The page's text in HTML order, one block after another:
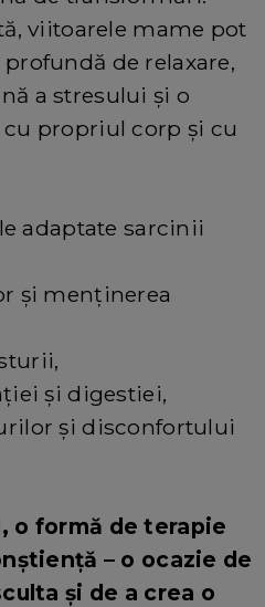
viitoarele mame pot
de relaxare,
a stresului și o
propriul corp și cu
adaptate sarcinii
și menținerea
și digestiei,
și disconfortului
o formă de terapie
– o ocazie de
și de a crea o